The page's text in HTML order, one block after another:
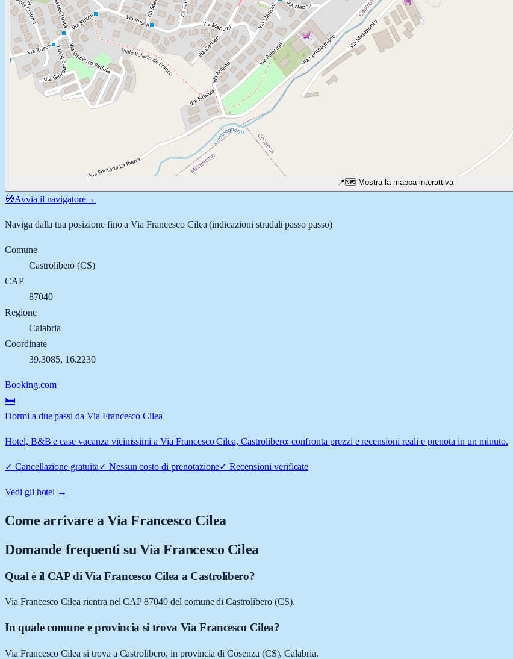
📍🗺️ Mostra la mappa interattiva
🧭Avvia il navigatore→
Naviga dalla tua posizione fino aVia Francesco Cilea (indicazioni stradali passo passo)
Comune
Castrolibero (CS)
CAP
87040
Regione
Calabria
Coordinate
39.3085, 16.2230
Booking.com
🛏️
Dormi a due passi da Via Francesco Cilea
Hotel, B&B e case vacanza vicinissimi a Via Francesco Cilea, Castrolibero: confronta prezzi e recensioni reali e prenota in un minuto.
✓ Cancellazione gratuita✓ Nessun costo di prenotazione✓Recensioni verificate
Vedi gli hotel →
Come arrivare aVia Francesco Cilea
Domande frequenti su Via Francesco Cilea
Qual è il CAP di Via Francesco Cilea a Castrolibero?
Via Francesco Cilea rientra nel CAP 87040 del comune di Castrolibero (CS).
In quale comune e provincia si trova Via Francesco Cilea?
Via Francesco Cilea si trova a Castrolibero, in provincia di Cosenza (CS), Calabria.